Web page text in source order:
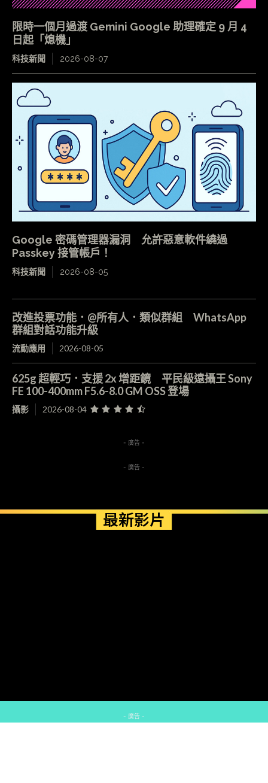
限時一個月過渡 Gemini Google 助理確定 9 月 4
日起「熄機」
科技新聞 2026-08-07
Google 密碼管理器漏洞 允許惡意軟件繞過
Passkey 接管帳戶！
科技新聞 2026-08-05
改進投票功能．@所有人．類似群組 WhatsApp
群組對話功能升級
流動應用 2026-08-05
625g 超輕巧．支援 2x 增距鏡 平民級遠攝王 Sony
FE 100-400mm F5.6-8.0 GM OSS 登場
攝影 2026-08-04
- 廣告 -
- 廣告 -
最新影片
- 廣告 -